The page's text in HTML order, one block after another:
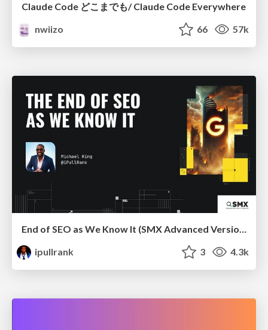
Claude Code どこまでも/ Claude Code Everywhere
nwiizo
66 57k
ipullrank
3 4.3k